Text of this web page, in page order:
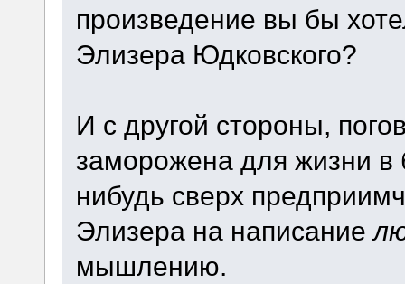
произведение вы бы
Элизера Юдковского?
И с другой стороны,
заморожена для жизни в
нибудь сверх
Элизера на написание
мышлению.